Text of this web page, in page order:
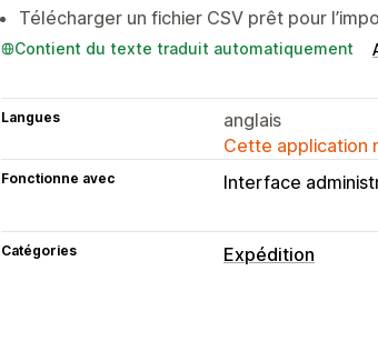
Télécharger un fichier CSV prêt pour
Contient du texte traduit automatiquement
Langues
anglais
Cette application
Fonctionne avec Interface
Catégories Expédition